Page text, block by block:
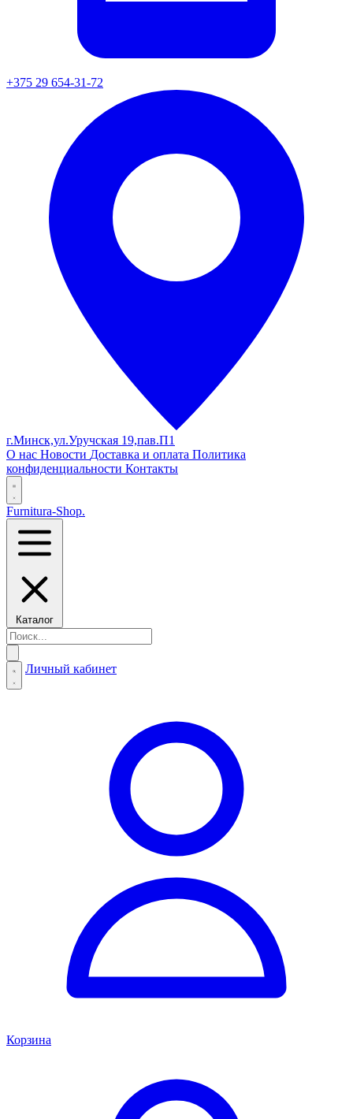
+375 29 654-31-72
г.Минск,ул.Уручская 19,пав.П1
О нас Новости Доставка и оплата Политика
конфиденциальности Контакты
Furnitura-Shop.
Каталог
Личный кабинет
Корзина